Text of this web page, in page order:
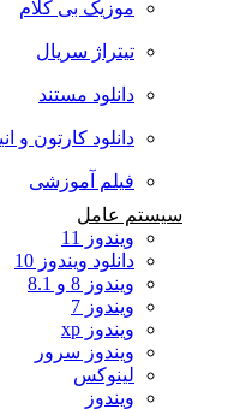
موزیک بی کلام
تیتراژ سریال
دانلود مستند
دانلود کارتون و
فیلم آموزشی
سیستم عامل
ویندوز 11
دانلود ویندوز 10
ویندوز 8 و 8.1
ویندوز 7
ویندوز xp
ویندوز سرور
لینوکس
ویندوز